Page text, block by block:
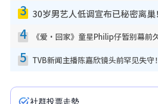
3
4
5